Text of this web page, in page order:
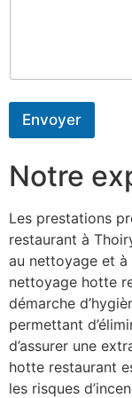
Envoyer
Notre
Les prestations
restaurant à
au nettoyage et à
nettoyage hotte
démarche
permettant
d’assurer une
hotte restaurant
les risques